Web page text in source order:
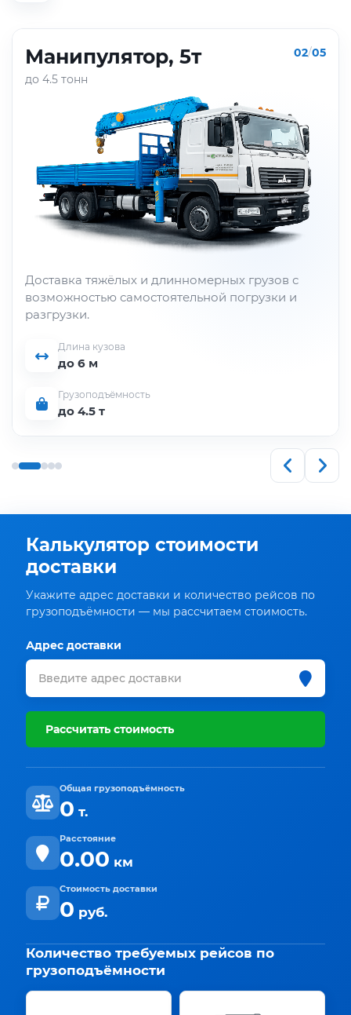
Манипулятор, 5т
до 4.5 тонн
02/05
Доставка тяжёлых и длинномерных грузов с
возможностью самостоятельной погрузки и
разгрузки.
Длина кузова
до 6 м
Грузоподъёмность
до 4.5 т
Калькулятор стоимости
доставки
Укажите адрес доставки и количество рейсов по
грузоподъёмности — мы рассчитаем стоимость.
Адрес доставки
Рассчитать стоимость
Общая грузоподъёмность
0 т.
Расстояние
0.00 км
Стоимость доставки
0 руб.
Количество требуемых рейсов по
грузоподъёмности